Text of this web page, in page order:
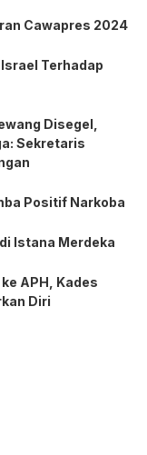
Cawapres 2024
Terhadap
Disegel,
Sekretaris
Positif Narkoba
Istana Merdeka
APH, Kades
Diri